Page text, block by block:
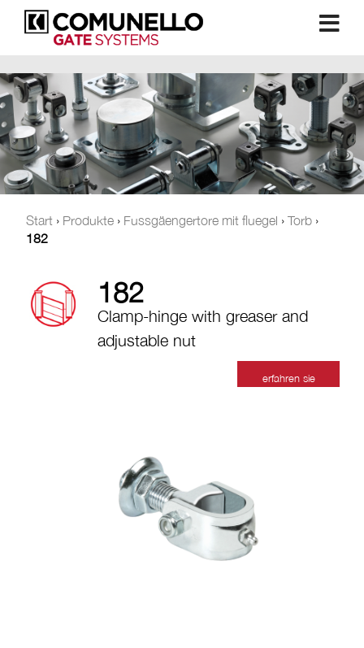
Start › Produkte › Fussgäengertore mit fluegel › Torb ›
182
182
Clamp-hinge with greaser and
adjustable nut
erfahren sie